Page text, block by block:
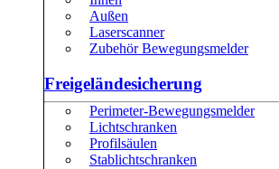
Außen
Laserscanner
Zubehör Bewegungsmelder
Freigeländesicherung
Perimeter-Bewegungsmelder
Lichtschranken
Profilsäulen
Stablichtschranken